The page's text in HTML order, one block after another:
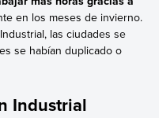
en los meses de invierno.
las ciudades se
se habían duplicado o
Industrial